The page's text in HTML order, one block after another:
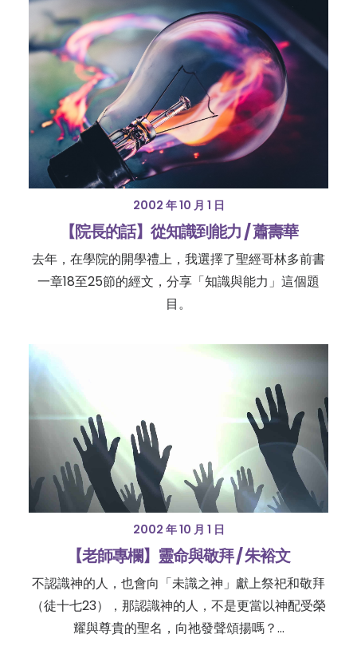
2002 年 10 月 1 日
【院長的話】從知識到能力 / 蕭壽華
去年，在學院的開學禮上，我選擇了聖經哥林多前書
一章18至25節的經文，分享「知識與能力」這個題
目。
2002 年 10 月 1 日
【老師專欄】靈命與敬拜 / 朱裕文
不認識神的人，也會向「未識之神」獻上祭祀和敬拜
（徒十七23），那認識神的人，不是更當以神配受榮
耀與尊貴的聖名，向祂發聲頌揚嗎？…